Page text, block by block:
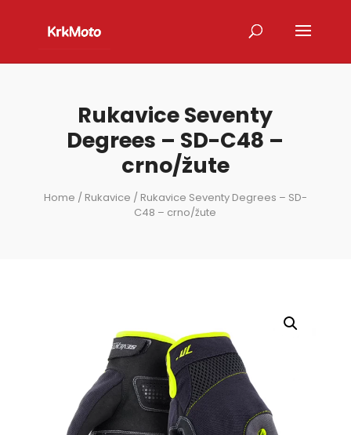
Rukavice Seventy
Degrees – SD-C48 –
crno/žute
Home / Rukavice / Rukavice Seventy Degrees – SD-
C48 – crno/žute